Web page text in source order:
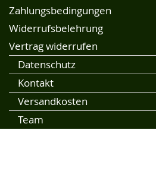
Zahlungsbedingungen
Widerrufsbelehrung
Vertrag widerrufen
Datenschutz
Kontakt
Versandkosten
Team